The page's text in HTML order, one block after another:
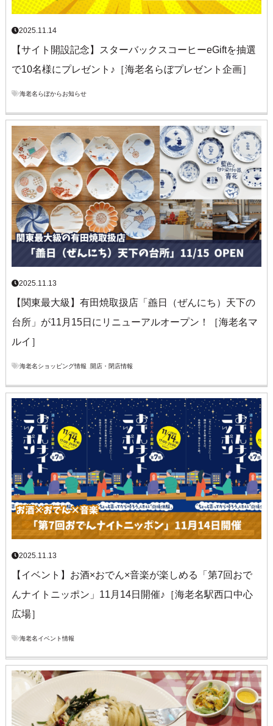
2025.11.14
【サイト開設記念】スターバックスコーヒーeGiftを抽選
で10名様にプレゼント♪［海老名らぼプレゼント企画］
海老名らぼからお知らせ
2025.11.13
【関東最大級】有田焼取扱店「譱日（ぜんにち）天下の
台所」が11月15日にリニューアルオープン！［海老名マ
ルイ］
海老名ショッピング情報 ,開店・閉店情報
2025.11.13
【イベント】お酒×おでん×音楽が楽しめる「第7回おで
んナイトニッポン」11月14日開催♪［海老名駅西口中心
広場］
海老名イベント情報